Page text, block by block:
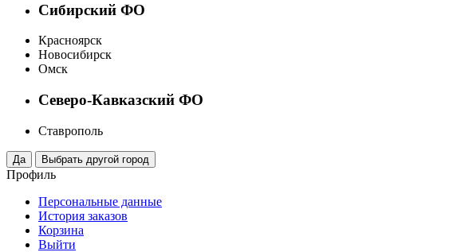
Сибирский ФО
Красноярск
Новосибирск
Омск
Северо-Кавказский ФО
Ставрополь
Профиль
Персональные данные
История заказов
Корзина
Выйти